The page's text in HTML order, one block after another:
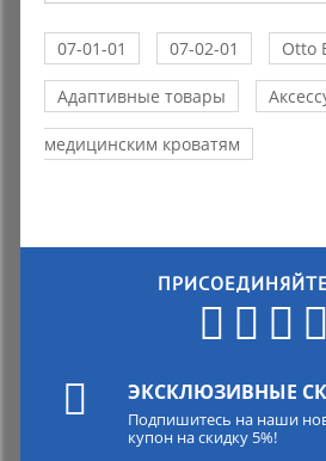
07-01-01 07-02-01 Otto
Адаптивные товары
медицинским кроватям
ЭКСКЛЮЗИВНЫЕ
Подпишитесь на наши
купон на скидку 5%!